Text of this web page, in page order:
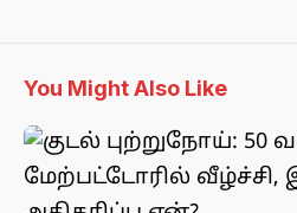
You Might Also Like